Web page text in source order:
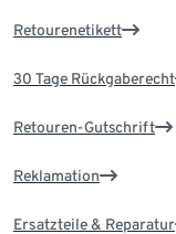
Retourenetikett
30 Tage Rückgaberecht
Retouren-Gutschrift
Reklamation
Ersatzteile & Reparatur